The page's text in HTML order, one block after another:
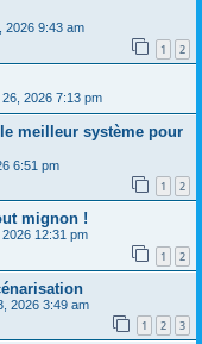
2026 9:43 am
1 2
2026 7:13 pm
meilleur système pour
6:51 pm
1 2
mignon !
12:31 pm
1 2
2026 3:49 am
1 2 3